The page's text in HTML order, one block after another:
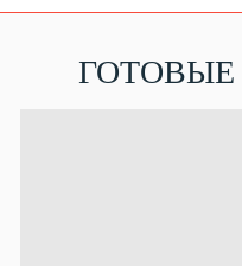
ГОТОВЫЕ